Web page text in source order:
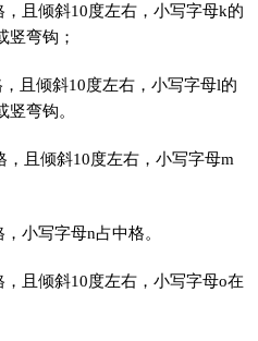
且倾斜10度左右，小写字母k的
竖弯钩；
且倾斜10度左右，小写字母l的
弯钩。
且倾斜10度左右，小写字母m
小写字母n占中格。
且倾斜10度左右，小写字母o在